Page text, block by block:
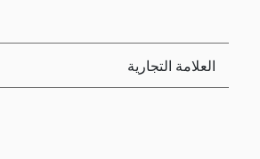
العلامة التجارية